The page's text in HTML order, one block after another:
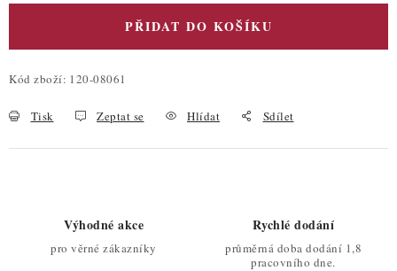
PŘIDAT DO KOŠÍKU
Kód zboží: 120-08061
Tisk Zeptat se Hlídat Sdílet
Výhodné akce
pro věrné zákazníky
Rychlé dodání
průměrná doba dodání 1,8
pracovního dne.